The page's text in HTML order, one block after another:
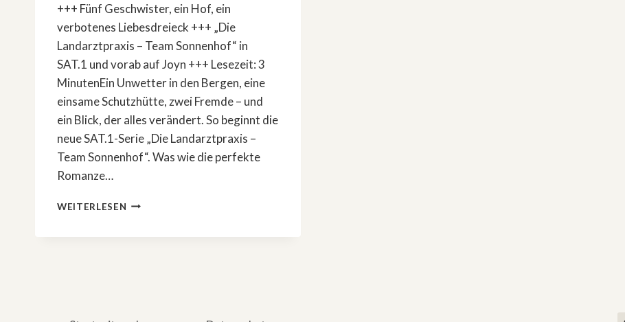
+++ Fünf Geschwister, ein Hof, ein
verbotenes Liebesdreieck +++ „Die
Landarztpraxis – Team Sonnenhof“ in
SAT.1 und vorab auf Joyn +++ Lesezeit: 3
MinutenEin Unwetter in den Bergen, eine
einsame Schutzhütte, zwei Fremde – und
ein Blick, der alles verändert. So beginnt die
neue SAT.1-Serie „Die Landarztpraxis –
Team Sonnenhof“. Was wie die perfekte
Romanze…
WEITERLESEN VERBOTENE